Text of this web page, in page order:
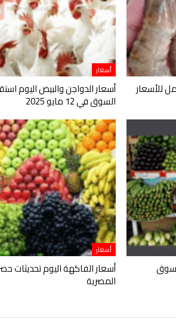
للأسعار
أسعار
أسعار الدواجن والبيض اليوم
السوق في 12 مايو 2025
أسعار
أسعار الفاكهة اليوم تحديثات
المصرية